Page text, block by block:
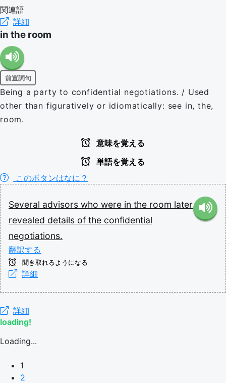
関連語
詳細
in the room
前置詞句
Being a party to confidential negotiations. / Used
other than figuratively or idiomatically: see in, the,
room.
意味を覚える
単語を覚える
このボタンはなに？
Several advisors who were in the room later
revealed details of the confidential
negotiations.
翻訳する
聞き取れるようになる
詳細
詳細
loading!
Loading...
1
2